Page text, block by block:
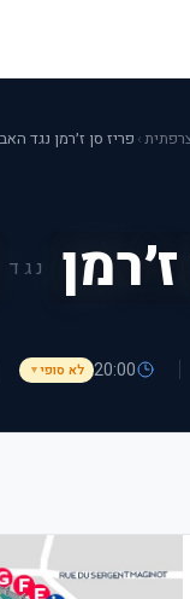
› פריז סן ז׳רמן נגד
נגד
20:00 לא סופי▼